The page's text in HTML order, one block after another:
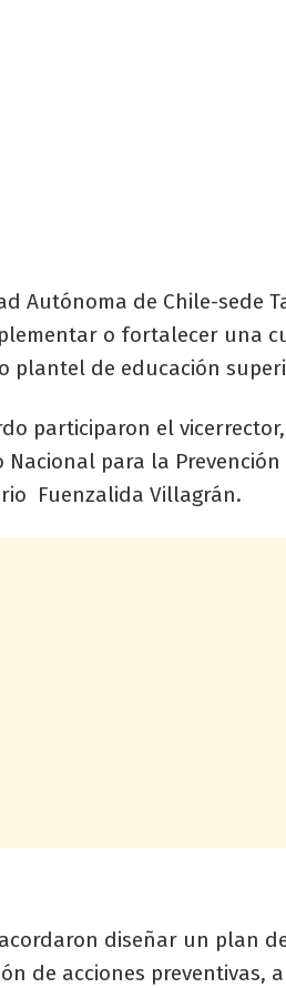
Autónoma de Chile-sede
o fortalecer una
plantel de educación
participaron el
Nacional para la
Fuenzalida Villagrán.
diseñar un plan
de acciones preventivas,